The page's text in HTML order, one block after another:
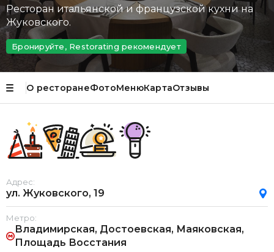
Ресторан итальянской и французской кухни на
Жуковского.
Бронируйте, Restorating рекомендует
О ресторанеФотоМенюКартаОтзывы
Адрес:
ул. Жуковского, 19
Метро:
Владимирская, Достоевская, Маяковская,
Площадь Восстания